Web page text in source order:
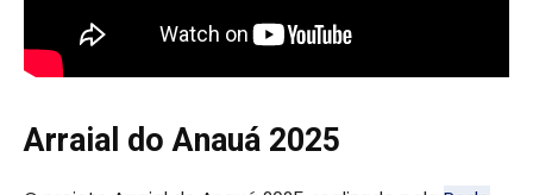
Arraial do Anauá 2025